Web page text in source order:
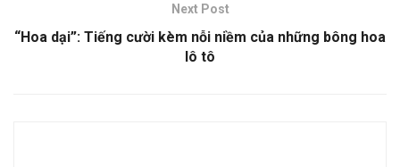
Next Post
“Hoa dại”: Tiếng cười kèm nỗi niềm của những bông hoa
lô tô